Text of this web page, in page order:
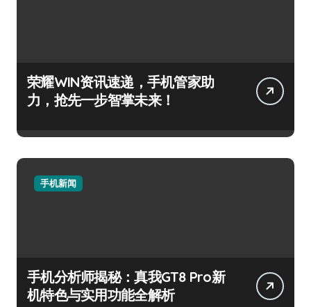
荣耀WIN资讯速递，手机管家助
力，抢先一步智掌未来！
手机新闻
手机分析师揭秘：真我GT8 Pro新
机特色与实用功能全解析